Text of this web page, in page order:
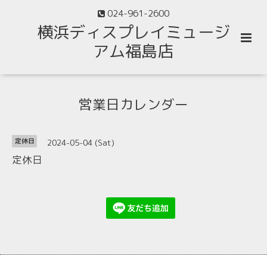
024-961-2600
横浜ディスプレイミュージ
アム福島店
営業日カレンダー
定休日 2024-05-04 (Sat)
定休日